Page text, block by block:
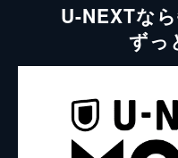
U-NEXTな
ずっ